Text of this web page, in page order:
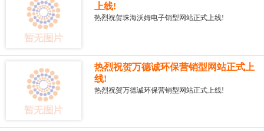
上线!
热烈祝贺珠海沃姆电子销型网站正式上线!
热烈祝贺万德诚环保营销型网站正式上
线!
热烈祝贺万德诚环保营销型网站正式上线!